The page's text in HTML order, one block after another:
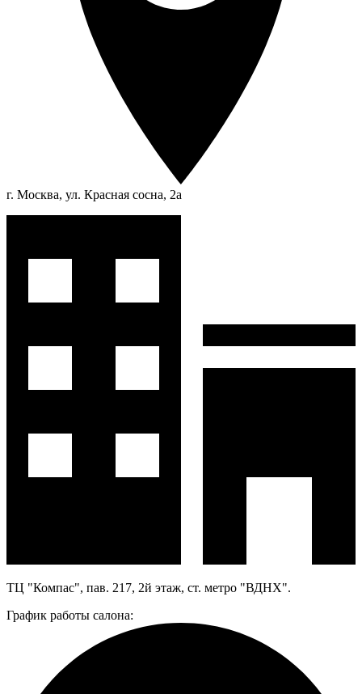
г. Москва, ул. Красная сосна, 2а
ТЦ "Компас", пав. 217, 2й этаж, ст. метро "ВДНХ".
График работы салона: